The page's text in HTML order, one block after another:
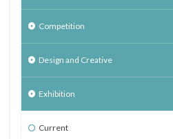
Competition
Design and Creative
Exhibition
Current